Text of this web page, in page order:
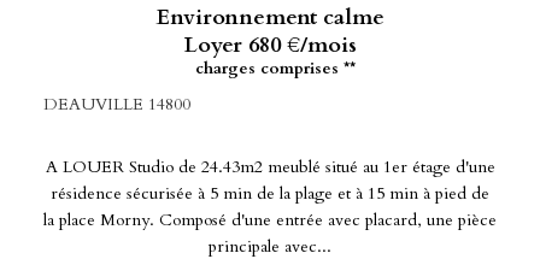
Environnement calme
Loyer 680 €/mois
charges comprises **
DEAUVILLE 14800
A LOUER Studio de 24.43m2 meublé situé au 1er étage d'une
résidence sécurisée à 5 min de la plage et à 15 min à pied de
la place Morny. Composé d'une entrée avec placard, une pièce
principale avec...